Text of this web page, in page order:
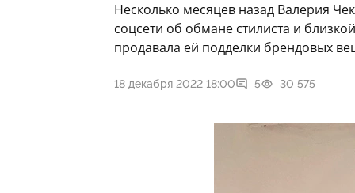
Несколько месяцев назад Валерия
соцсети об обмане стилиста и
продавала ей подделки брендовых
18 декабря 2022 18:00 5 30 575